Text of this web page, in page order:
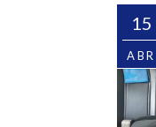
15
ABR